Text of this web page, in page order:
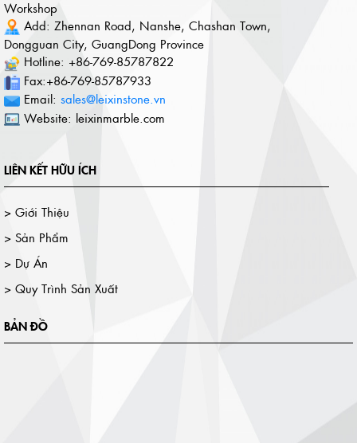
Workshop
Add: Zhennan Road, Nanshe, Chashan Town,
Dongguan City, GuangDong Province
Hotline: +86-769-85787822
Fax:+86-769-85787933
Email: sales@leixinstone.vn
Website: leixinmarble.com
LIÊN KẾT HỮU ÍCH
> Giới Thiệu
> Sản Phẩm
> Dự Án
> Quy Trình Sản Xuất
BẢN ĐỒ